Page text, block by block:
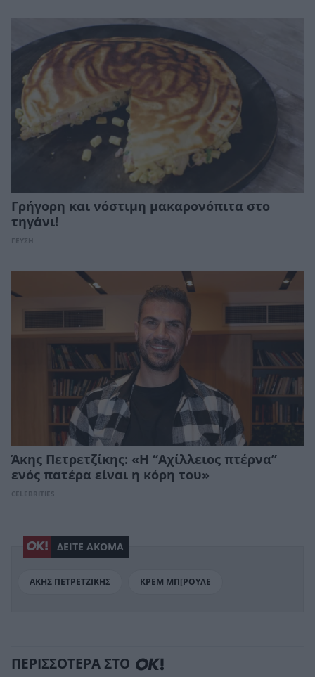
Γρήγορη και νόστιμη μακαρονόπιτα στο
τηγάνι!
ΓΕΥΣΗ
Άκης Πετρετζίκης: «Η “Αχίλλειος πτέρνα”
ενός πατέρα είναι η κόρη του»
CELEBRITIES
ΔΕΙΤΕ ΑΚΟΜΑ
ΑΚΗΣ ΠΕΤΡΕΤΖΙΚΗΣ ΚΡΕΜ ΜΠ[ΡΟΥΛΕ
ΠΕΡΙΣΣΟΤΕΡΑ ΣΤΟ